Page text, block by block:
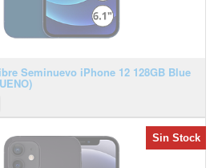
Seminuevo iPhone 12 128GB Blue
Sin Stock